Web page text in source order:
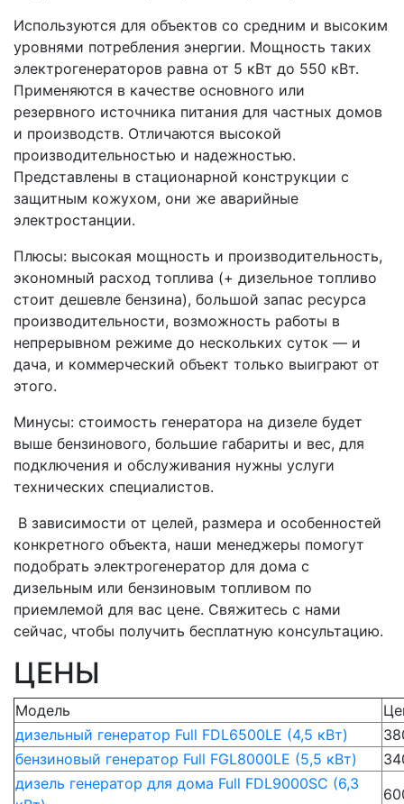
Используются для объектов со средним и высоким
уровнями потребления энергии. Мощность таких
электрогенераторов равна от 5 кВт до 550 кВт.
Применяются в качестве основного или
резервного источника питания для частных домов
и производств. Отличаются высокой
производительностью и надежностью.
Представлены в стационарной конструкции с
защитным кожухом, они же аварийные
электростанции.
Плюсы: высокая мощность и производительность,
экономный расход топлива (+ дизельное топливо
стоит дешевле бензина), большой запас ресурса
производительности, возможность работы в
непрерывном режиме до нескольких суток — и
дача, и коммерческий объект только выиграют от
этого.
Минусы: стоимость генератора на дизеле будет
выше бензинового, большие габариты и вес, для
подключения и обслуживания нужны услуги
технических специалистов.
В зависимости от целей, размера и особенностей
конкретного объекта, наши менеджеры помогут
подобрать электрогенератор для дома с
дизельным или бензиновым топливом по
приемлемой для вас цене. Свяжитесь с нами
сейчас, чтобы получить бесплатную консультацию.
ЦЕНЫ
Модель
дизельный генератор Full FDL6500LE (4,5 кВт)
бензиновый генератор Full FGL8000LE (5,5 кВт)
дизель генератор для дома Full FDL9000SC (6,3